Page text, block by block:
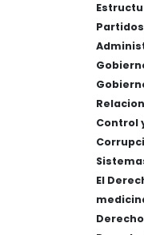
Control
El